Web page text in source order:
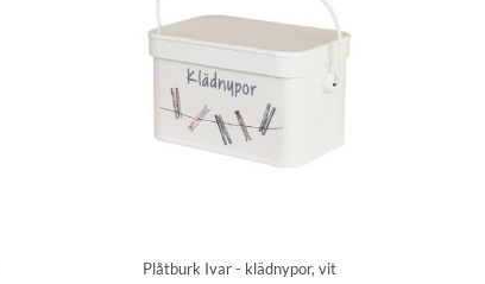
Plåtburk Ivar - klädnypor, vit